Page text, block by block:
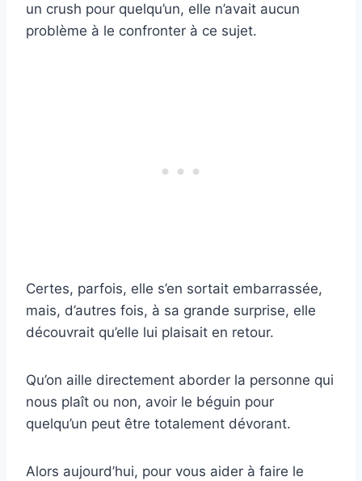
un crush pour quelqu’un, elle n’avait aucun
problème à le confronter à ce sujet.
Certes, parfois, elle s’en sortait embarrassée,
mais, d’autres fois, à sa grande surprise, elle
découvrait qu’elle lui plaisait en retour.
Qu’on aille directement aborder la personne qui
nous plaît ou non, avoir le béguin pour
quelqu’un peut être totalement dévorant.
Alors aujourd’hui, pour vous aider à faire le